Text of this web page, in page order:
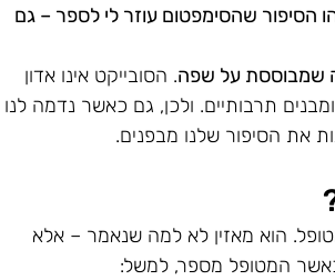
הסיפור שהסימפטום עוזר לי לספר – גם
שמבוססת על שפה. הסובייקט אינו אדון
תרבותיים. ולכן, גם כאשר נדמה לנו
את הסיפור שלנו מבפנים.
הוא מאזין לא למה שנאמר – אלא
המטופל מספר, למשל: